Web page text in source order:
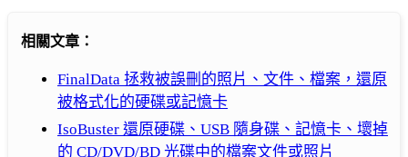
相關文章：
FinalData 拯救被誤刪的照片、文件、檔案，還原
被格式化的硬碟或記憶卡
IsoBuster 還原硬碟、USB 隨身碟、記憶卡、壞掉
的 CD/DVD/BD 光碟中的檔案文件或照片